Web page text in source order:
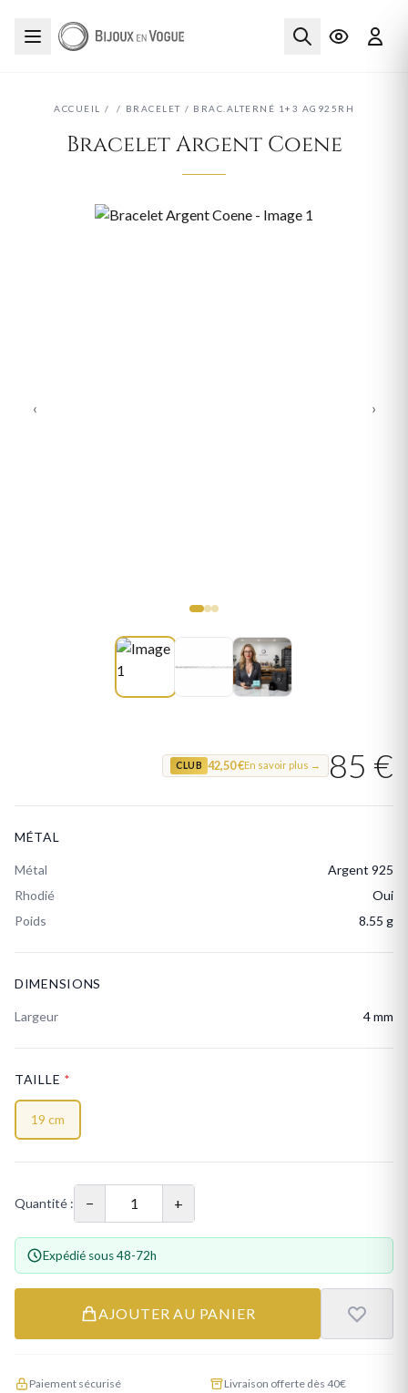
ACCUEIL / / BRACELET / BRAC.ALTERNÉ 1+3 AG925RH
Bracelet Argent Coene
‹ ›
CLUB 42,50 €En savoir plus → 85 €
MÉTAL
Métal
Argent 925
Rhodié
Oui
Poids
8.55 g
DIMENSIONS
Largeur 4 mm
TAILLE *
19 cm
Quantité : − +
Expédié sous 48-72h
AJOUTER AU PANIER
Paiement sécurisé
Livraison offerte dès 40€